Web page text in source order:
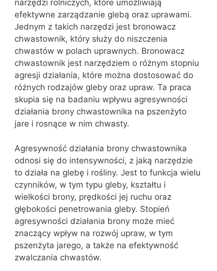
narzędzi rolniczych, które umożliwiają
efektywne zarządzanie glebą oraz uprawami.
Jednym z takich narzędzi jest bronowacz
chwastownik, który służy do niszczenia
chwastów w polach uprawnych. Bronowacz
chwastownik jest narzędziem o różnym stopniu
agresji działania, które można dostosować do
różnych rodzajów gleby oraz upraw. Ta praca
skupia się na badaniu wpływu agresywności
działania brony chwastownika na pszenżyto
jare i rosnące w nim chwasty.
Agresywność działania brony chwastownika
odnosi się do intensywności, z jaką narzędzie
to działa na glebę i rośliny. Jest to funkcja wielu
czynników, w tym typu gleby, kształtu i
wielkości brony, prędkości jej ruchu oraz
głębokości penetrowania gleby. Stopień
agresywności działania brony może mieć
znaczący wpływ na rozwój upraw, w tym
pszenżyta jarego, a także na efektywność
zwalczania chwastów.